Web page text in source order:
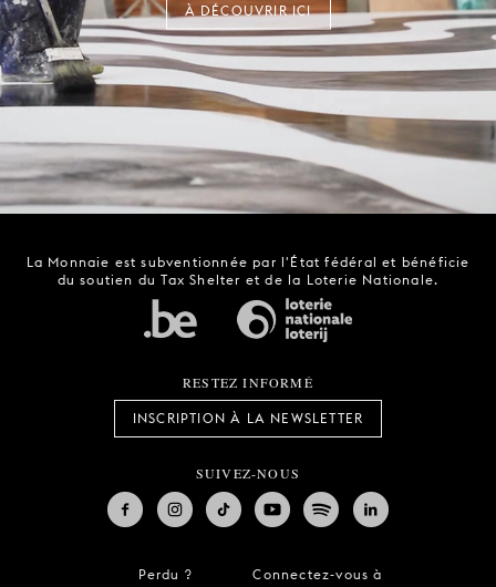
À DÉCOUVRIR ICI
La Monnaie est subventionnée par l'État fédéral et bénéficie
du soutien du Tax Shelter et de la Loterie Nationale.
RESTEZ INFORMÉ
INSCRIPTION À LA NEWSLETTER
SUIVEZ-NOUS
Perdu ?
Connectez-vous à